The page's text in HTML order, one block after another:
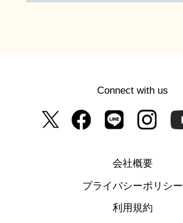
Connect with us
会社概要
プライバシーポリシー
利用規約